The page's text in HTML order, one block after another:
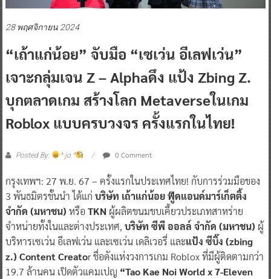
28 พฤศจิกายน 2024
“เถ้าแก่น้อย” จับมือ “เซเว่น อีเลฟเว่น”
เจาะกลุ่มเจน Z – Alphaดึง แป้ง Zbing Z.
บุกตลาดเกม สร้างโลก Metaverseในเกม
Roblox แบบครบวงจร ครั้งแรกในไทย!
Posted By: ^ jo ^ 0 Comment
กรุงเทพฯ: 27 พ.ย. 67 – ครั้งแรกในประเทศไทย! กับการร่วมมือของ
3 พันธมิตรชั้นนำ ได้แก่ บริษัท เถ้าแก่น้อย ฟู๊ดแอนด์มาร์เก็ตติ้ง
จำกัด (มหาชน) หรือ TKN ผู้ผลิตขนมขบเคี้ยวประเภทสาหร่าย
จำหน่ายทั้งในและต่างประเทศ, บริษัท ซีพี ออลล์ จำกัด (มหาชน) ผู้
บริหารเซเว่น อีเลฟเว่น และเซเว่น เดลิเวอรี่ และแป้ง ซีบิ๊ง (zbing
z.) Content Creator ชื่อดังแห่งวงการเกม Roblox ที่มีผู้ติดตามกว่า
19.7 ล้านคน เปิดตัวแคมเปญ “Tao Kae Noi World x 7-Eleven